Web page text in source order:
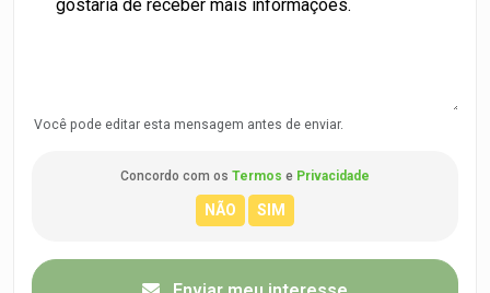
Você pode editar esta mensagem antes de enviar.
Concordo com os Termos e Privacidade